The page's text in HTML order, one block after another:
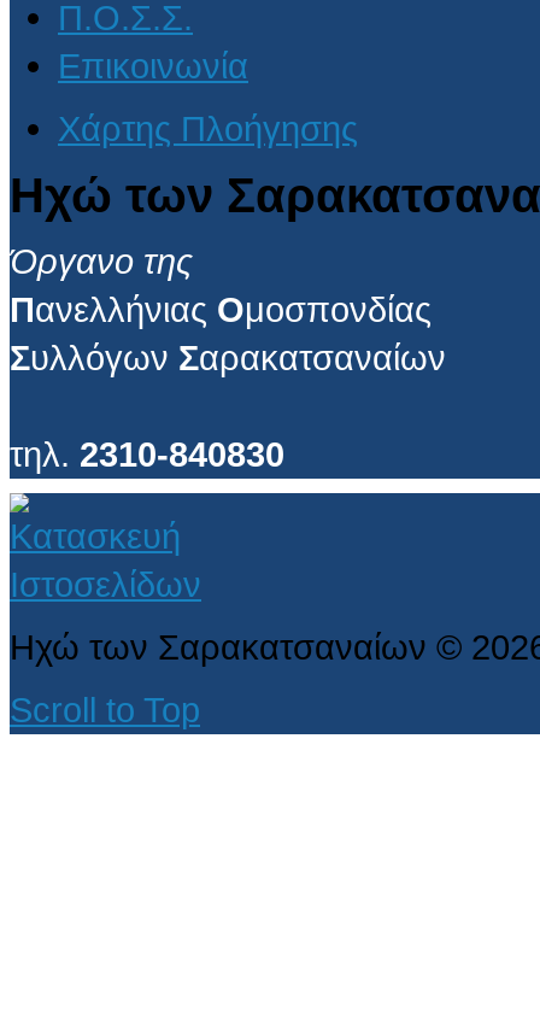
Π.Ο.Σ.Σ.
Επικοινωνία
Χάρτης Πλοήγησης
Ηχώ των
Όργανο της
Πανελλήνιας Ομοσπονδίας
Συλλόγων Σαρακατσαναίων
τηλ. 2310-840830
Ηχώ των Σαρακατσαναίων ©
Scroll to Top